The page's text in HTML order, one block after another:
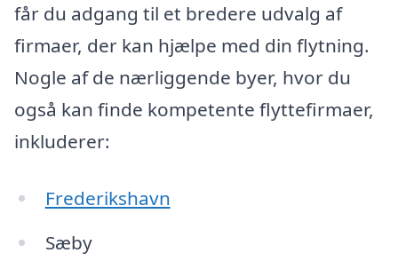
får du adgang til et bredere udvalg af
firmaer, der kan hjælpe med din flytning.
Nogle af de nærliggende byer, hvor du
også kan finde kompetente flyttefirmaer,
inkluderer:
Frederikshavn
Sæby